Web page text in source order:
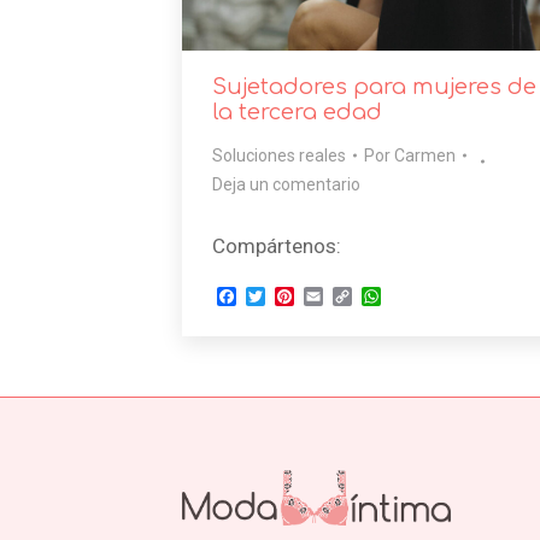
Sujetadores para mujeres de
la tercera edad
Soluciones reales Por Carmen
Deja un comentario
Compártenos:
Facebook
TwitterPinterest
EmailCopyWhatsApp